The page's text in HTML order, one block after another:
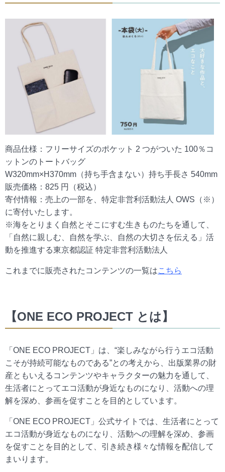
商品仕様：フリーサイズのポケット 2 つがついた 100％コ
ットンのトートバッグ
W320mm×H370mm（持ち手含まない）持ち手長さ 540mm
販売価格：825 円（税込）
寄付情報：売上の一部を、特定非営利活動法人 OWS（※）
に寄付いたします。
※海をとりまく自然とそこにすむ生きものたちを通して、
「自然に親しむ、自然を学ぶ、自然の大切さを伝える」活
動を推進する東京都認証 特定非営利活動法人
これまでに販売されたコンテンツの一覧はこちら
【ONE ECO PROJECT とは】
「ONE ECO PROJECT」は、“楽しみながら行うエコ活動
こそが持続可能なものである”との考えから、出版業界の財
産ともいえるコンテンツやキャラクターの魅力を通して、
生活者にとってエコ活動が身近なものになり、活動への理
解を深め、参画を促すことを目的としています。
「ONE ECO PROJECT」公式サイトでは、生活者にとって
エコ活動が身近なものになり、活動への理解を深め、参画
を促すことを目的として、引き続き様々な情報を配信して
まいります。